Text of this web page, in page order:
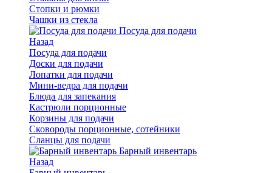
Стопки и рюмки
Чашки из стекла
Посуда для подачи
Назад
Посуда для подачи
Доски для подачи
Лопатки для подачи
Мини-ведра для подачи
Блюда для запекания
Кастрюли порционные
Корзины для подачи
Сковороды порционные, сотейники
Сланцы для подачи
Барный инвентарь
Назад